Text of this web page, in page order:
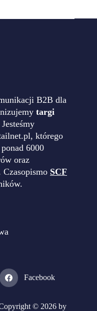
B2B dla
targi
Jesteśmy
którego
6000
oraz
Czasopismo SCF
Facebook
© 2026 by